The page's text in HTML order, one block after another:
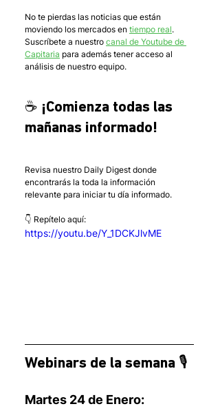
No te pierdas las noticias que están
moviendo los mercados en tiempo real.
Suscríbete a nuestro canal de Youtube de
Capitaria para además tener acceso al
análisis de nuestro equipo.
☕ ¡Comienza todas las
mañanas informado!
Revisa nuestro Daily Digest donde
encontrarás la toda la información
relevante para iniciar tu día informado.
👇 Repítelo aquí:
https://youtu.be/Y_1DCKJlvME
Webinars de la semana 🎙
Martes 24 de Enero: